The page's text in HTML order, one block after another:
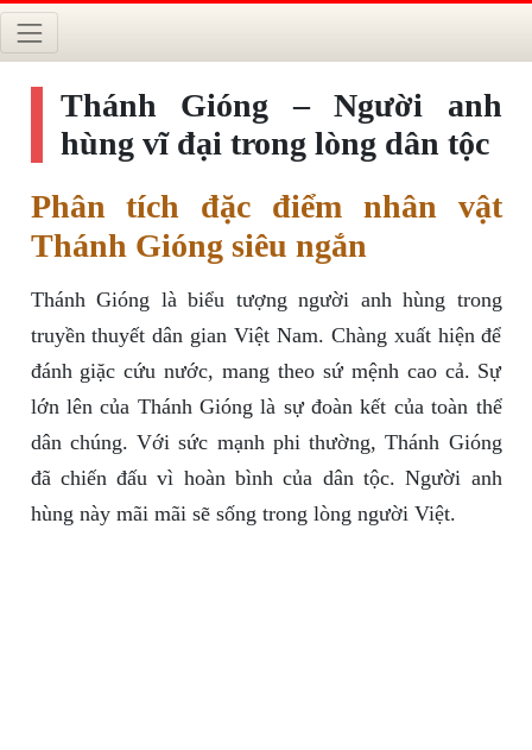
Thánh Gióng – Người anh
hùng vĩ đại trong lòng dân tộc
Phân tích đặc điểm nhân vật
Thánh Gióng siêu ngắn
Thánh Gióng là biểu tượng người anh hùng trong
truyền thuyết dân gian Việt Nam. Chàng xuất hiện để
đánh giặc cứu nước, mang theo sứ mệnh cao cả. Sự
lớn lên của Thánh Gióng là sự đoàn kết của toàn thể
dân chúng. Với sức mạnh phi thường, Thánh Gióng
đã chiến đấu vì hoàn bình của dân tộc. Người anh
hùng này mãi mãi sẽ sống trong lòng người Việt.